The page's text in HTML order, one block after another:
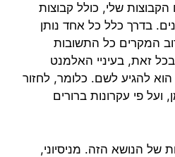
שלי, כולל קבוצות
בדרך כלל כל אחד נותן
המקרים כל התשובות
זאת, בעיניי האלמנט
להגיע לשם. כלומר, לחזור
ועל פי עקרונות ברורים
של הנושא הזה. מניסיוני,